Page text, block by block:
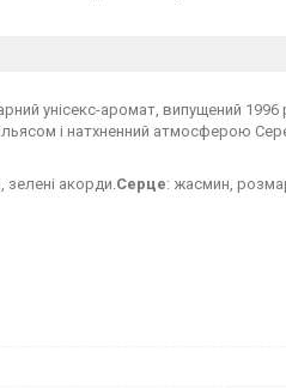
унісекс-аромат, випущений 1996
і натхненний атмосферою
акорди. Серце: жасмин,